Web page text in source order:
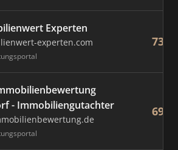
Experten
experten.com 73
- Immobiliengutachter
69